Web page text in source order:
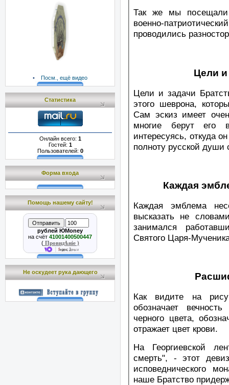
• Посм., ещё видео
Статистика
Онлайн всего: 1
Гостей: 1
Пользователей: 0
Форма входа
Помощь нашему сайту!
рублей ЮMoney
на счёт 41001400500447
( Провидѣніе )
Не оскудеет рука дающего
Так же мы посещали
военно-
проводились
Цели и
Цели и задачи
этого шеврона,
Сам эскиз имеет
многие берут его
интересуясь, откуда
полноту русской
Каждая
Каждая эмблема
высказать не
занимался
Святого Царя-
Как видите на
обозначает
черного цвета,
отражает цвет крови.
На Георгиевской
смерть", - этот
исповеднического
наше Братство